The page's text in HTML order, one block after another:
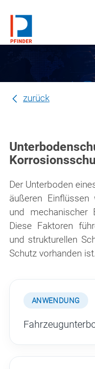
zurück
Der Unterboden
äußeren
und mechanischer
Diese Faktoren
und strukturellen
Schutz vorhanden ist.
ANWENDUNG